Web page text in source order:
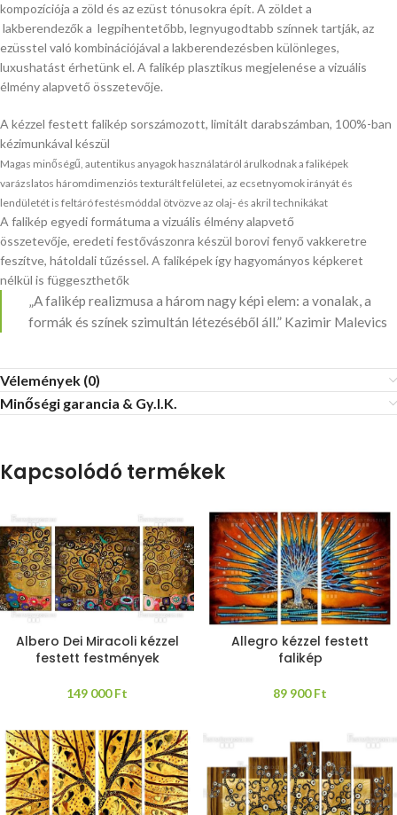
kompozíciója a zöld és az ezüst tónusokra épít. A zöldet a
lakberendezők a legpihentetőbb, legnyugodtabb színnek tartják, az
ezüsstel való kombinációjával a lakberendezésben különleges,
luxushatást érhetünk el. A falikép plasztikus megjelenése a vizuális
élmény alapvető összetevője.
A kézzel festett falikép sorszámozott, limitált darabszámban, 100%-ban
kézimunkával készül
Magas minőségű, autentikus anyagok használatáról árulkodnak a faliképek
varázslatos háromdimenziós texturált felületei, az ecsetnyomok irányát és
lendületét is feltáró festésmóddal ötvözve az olaj- és akril technikákat
A falikép egyedi formátuma a vizuális élmény alapvető
összetevője, eredeti festővászonra készül borovi fenyő vakkeretre
feszítve, hátoldali tűzéssel. A faliképek így hagyományos képkeret
nélkül is függeszthetők
„A falikép realizmusa a három nagy képi elem: a vonalak, a
formák és színek szimultán létezéséből áll.” Kazimir Malevics
Vélemények (0)
Minőségi garancia & Gy.I.K.
Kapcsolódó termékek
Albero Dei Miracoli kézzel
festett festmények
149 000Ft
Allegro kézzel festett
falikép
89 900Ft